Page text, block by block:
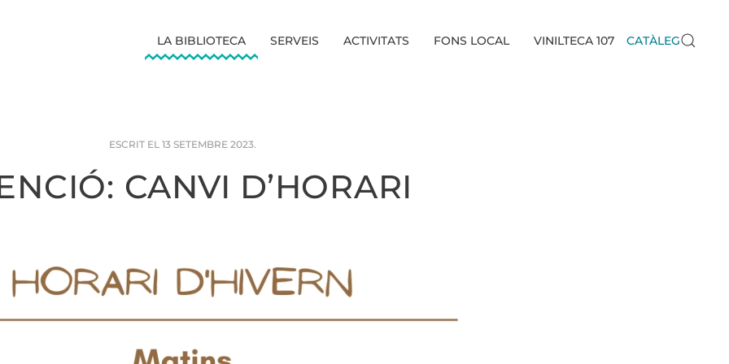
LA BIBLIOTECA SERVEIS ACTIVITATS FONS LOCAL VINILTECA 107 CATÀLEG
ESCRIT EL 13 SETEMBRE 2023.
CANVI D’HORARI